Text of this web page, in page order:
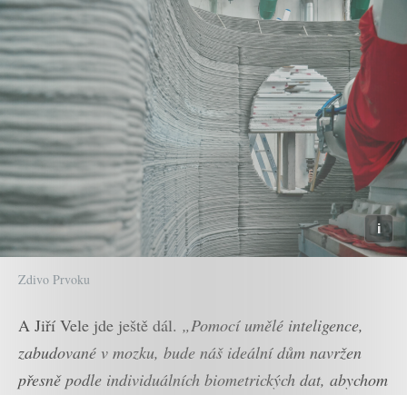
Zdivo Prvoku
A Jiří Vele jde ještě dál. „Pomocí umělé inteligence,
zabudované v mozku, bude náš ideální dům navržen
přesně podle individuálních biometrických dat, abychom